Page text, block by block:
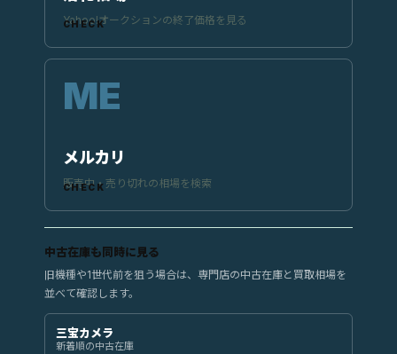
Yahoo!オークションの終了価格を見る
メルカリ
販売中・売り切れの相場を検索
中古在庫も同時に見る
旧機種や1世代前を狙う場合は、専門店の中古在庫と買取相場を
並べて確認します。
三宝カメラ
新着順の中古在庫